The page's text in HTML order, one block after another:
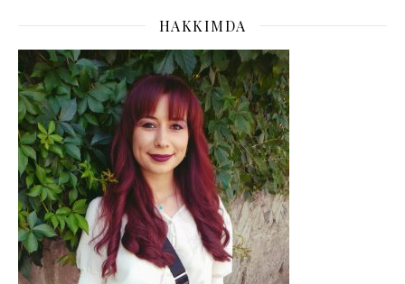
HAKKIMDA